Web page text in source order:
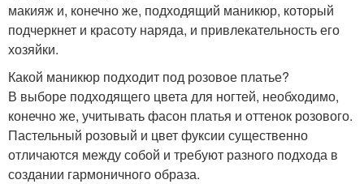
макияж и, конечно же, подходящий маникюр, который
подчеркнет и красоту наряда, и привлекательность его
хозяйки.
Какой маникюр подходит под розовое платье?
В выборе подходящего цвета для ногтей, необходимо,
конечно же, учитывать фасон платья и оттенок розового.
Пастельный розовый и цвет фуксии существенно
отличаются между собой и требуют разного подхода в
создании гармоничного образа.